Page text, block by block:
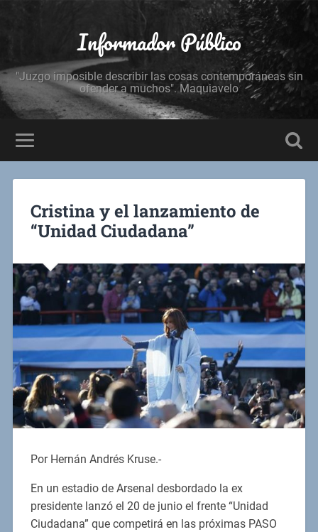
Informador Público
"Juzgo imposible describir las cosas contemporáneas sin
ofender a muchos". Maquiavelo
Cristina y el lanzamiento de
“Unidad Ciudadana”
Por Hernán Andrés Kruse.-
En un estadio de Arsenal desbordado la ex
presidente lanzó el 20 de junio el frente “Unidad
Ciudadana” que competirá en las próximas PASO